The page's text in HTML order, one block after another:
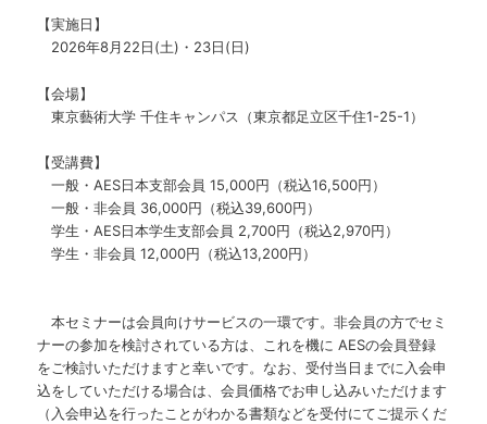
【実施日】
2026年8月22日(土)・23日(日)
【会場】
東京藝術大学 千住キャンパス（東京都足立区千住1-25-1）
【受講費】
一般・AES日本支部会員 15,000円（税込16,500円）
一般・非会員 36,000円（税込39,600円）
学生・AES日本学生支部会員 2,700円（税込2,970円）
学生・非会員 12,000円（税込13,200円）
本セミナーは会員向けサービスの一環です。非会員の方でセミ
ナーの参加を検討されている方は、これを機に AESの会員登録
をご検討いただけますと幸いです。なお、受付当日までに入会申
込をしていただける場合は、会員価格でお申し込みいただけます
（入会申込を行ったことがわかる書類などを受付にてご提示くだ